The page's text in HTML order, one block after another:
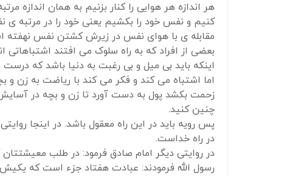
هر اندازه هر هوایی را کنار بزنیم به همان اندازه
کنیم و نفس خود را بکشیم یعنی خود را در مرتبه
مقابله ی با هوای نفس در زیرش کشتن نفس نهفته
بعضی از افراد که به راه سلوک می افتند
اینکه باید بی میل و بی رغبت به دنیا باشد که
اما اشتباه می کند و فکر می کند با ریاضت به زن و
زحمت بکشد پول به دست آورد تا زن و بچه در
چنین کنید.
پس رویه باید در این راه معقول باشد. در اینجا
در راه خداست.
در روایتی دیگر امام صادق فرمود: در طلب
رسول الله فرمودند: عبادت هفتاد جزء است که